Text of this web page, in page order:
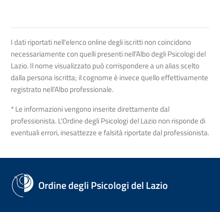
I dati riportati nell'elenco online degli iscritti non coincidono
necessariamente con quelli presenti nell’Albo degli Psicologi del
Lazio. Il nome visualizzato può corrispondere a un alias scelto
dalla persona iscritta; il cognome è invece quello effettivamente
registrato nell’Albo professionale.
* Le informazioni vengono inserite direttamente dal
professionista. L'Ordine degli Psicologi del Lazio non risponde di
eventuali errori, inesattezze e falsità riportate dal professionista.
Ordine degli Psicologi del Lazio